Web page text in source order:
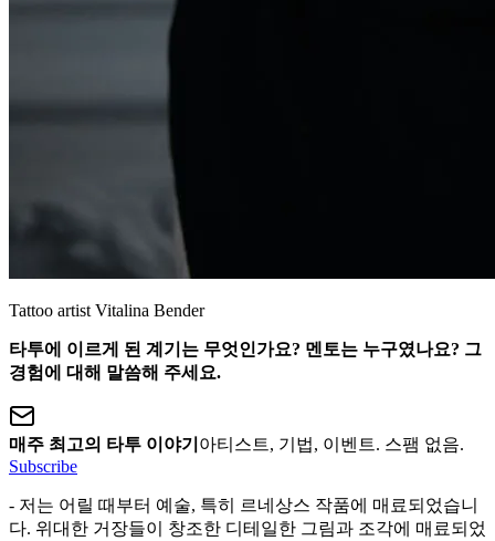
Tattoo artist Vitalina Bender
타투에 이르게 된 계기는 무엇인가요? 멘토는 누구였나요? 그
경험에 대해 말씀해 주세요.
매주 최고의 타투 이야기 아티스트, 기법, 이벤트. 스팸 없음.
Subscribe
- 저는 어릴 때부터 예술, 특히 르네상스 작품에 매료되었습니
다. 위대한 거장들이 창조한 디테일한 그림과 조각에 매료되었